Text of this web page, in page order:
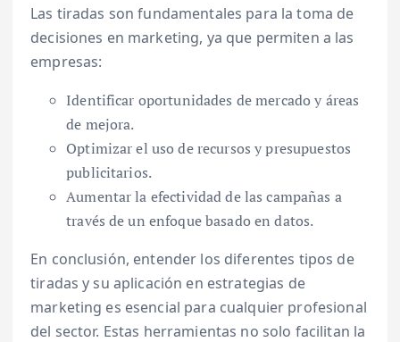
Las tiradas son fundamentales para la toma de
decisiones en marketing, ya que permiten a las
empresas:
Identificar oportunidades de mercado y áreas
de mejora.
Optimizar el uso de recursos y presupuestos
publicitarios.
Aumentar la efectividad de las campañas a
través de un enfoque basado en datos.
En conclusión, entender los diferentes tipos de
tiradas y su aplicación en estrategias de
marketing es esencial para cualquier profesional
del sector. Estas herramientas no solo facilitan la